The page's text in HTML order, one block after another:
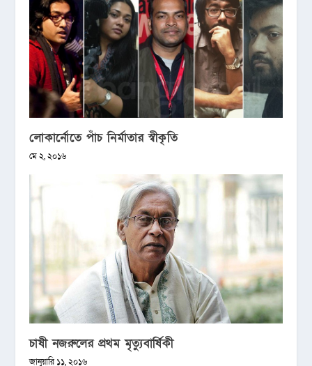
লোকার্নোতে পাঁচ নির্মাতার স্বীকৃতি
মে ২, ২০১৬
চাষী নজরুলের প্রথম মৃত্যুবার্ষিকী
জানুয়ারি ১১, ২০১৬